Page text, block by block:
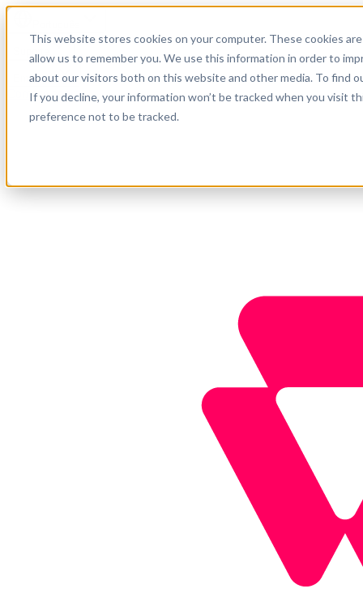
This website stores cookies on your computer. These cookies
allow us to remember you. We use this information in order to
about our visitors both on this website and other media. To find
If you decline, your information won’t be tracked when you visit
preference not to be tracked.
Suporte
Empresa
Comece agora